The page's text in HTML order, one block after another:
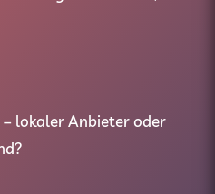
lokaler Anbieter oder